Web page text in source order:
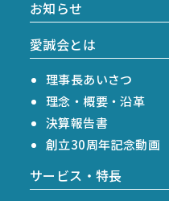
お知らせ
愛誠会とは
理事長あいさつ
理念・概要・沿革
決算報告書
創立30周年記念動画
サービス・特長